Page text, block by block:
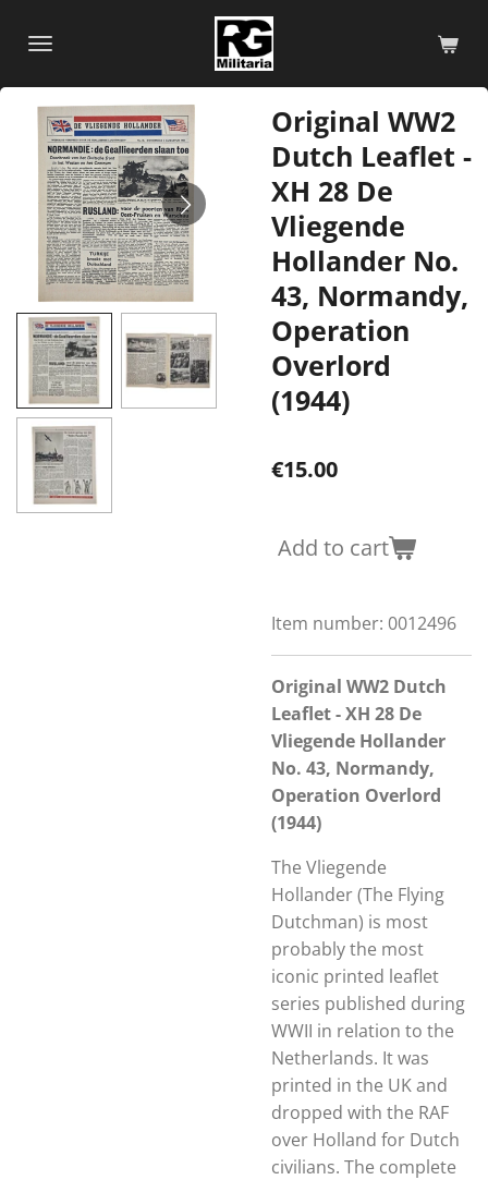
content
Original WW2
Dutch Leaflet -
XH 28 De
Vliegende
Hollander No.
43, Normandy,
Operation
Overlord
(1944)
€15.00
Add to cart
Item number: 0012496
Original WW2 Dutch
Leaflet - XH 28 De
Vliegende Hollander
No. 43, Normandy,
Operation Overlord
(1944)
The Vliegende
Hollander (The Flying
Dutchman) is most
probably the most
iconic printed leaflet
series published during
WWII in relation to the
Netherlands. It was
printed in the UK and
dropped with the RAF
over Holland for Dutch
civilians. The complete